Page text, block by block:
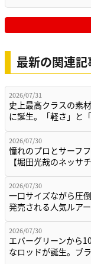
最新の関連
2026/07/31
史上最高クラスの素
に誕生。「軽さ」と
2026/07/30
憧れのプロとサーフ
【堀田光哉のネッサ
2026/07/30
一口サイズながら圧
発売される人気ルア
2026/07/30
エバーグリーンから
なロッドが誕生。ブ